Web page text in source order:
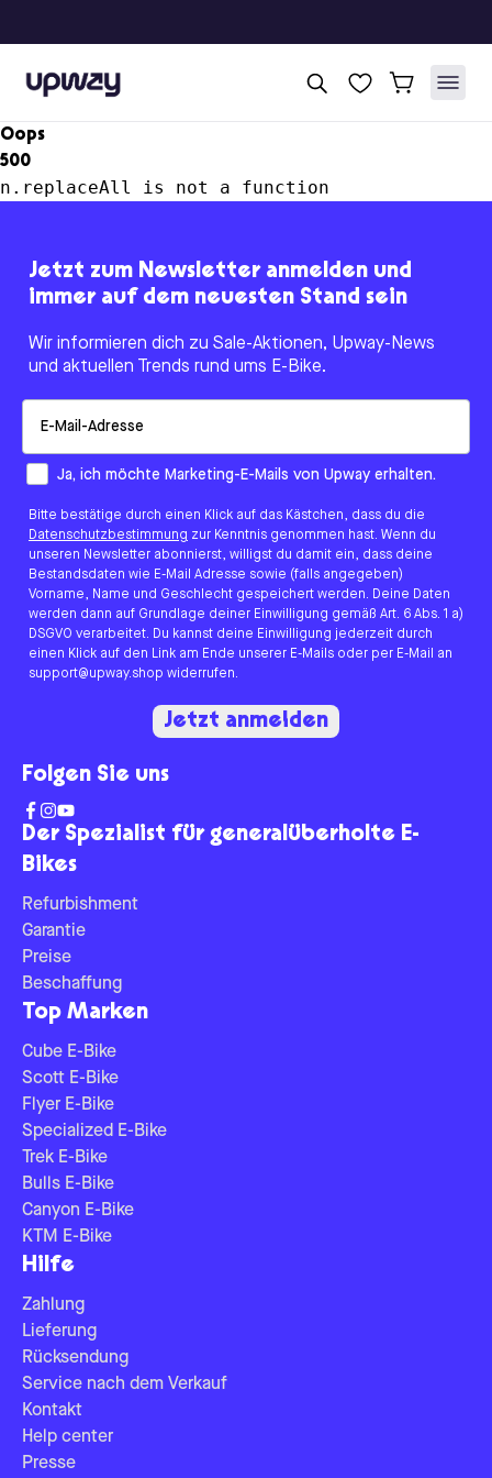
Upway
Oops
500
n.replaceAll is not a function
Der Spezialist für generalüberholte E-
Bikes
Refurbishment
Garantie
Preise
Beschaffung
Top Marken
Cube E-Bike
Scott E-Bike
Flyer E-Bike
Specialized E-Bike
Trek E-Bike
Bulls E-Bike
Canyon E-Bike
KTM E-Bike
Hilfe
Zahlung
Lieferung
Rücksendung
Service nach dem Verkauf
Kontakt
Help center
Presse
Jetzt zum Newsletter anmelden und
immer auf dem neuesten Stand sein
Wir informieren dich zu Sale-Aktionen, Upway-News
und aktuellen Trends rund ums E-Bike.
How would you like to hear from us?
Ja, ich möchte Marketing-E-Mails von Upway erhalten.
Bitte bestätige durch einen Klick auf das Kästchen, dass du die
Datenschutzbestimmung zur Kenntnis genommen hast. Wenn du
unseren Newsletter abonnierst, willigst du damit ein, dass deine
Bestandsdaten wie E-Mail Adresse sowie (falls angegeben)
Vorname, Name und Geschlecht gespeichert werden. Deine Daten
werden dann auf Grundlage deiner Einwilligung gemäß Art. 6 Abs. 1 a)
DSGVO verarbeitet. Du kannst deine Einwilligung jederzeit durch
einen Klick auf den Link am Ende unserer E-Mails oder per E-Mail an
support@upway.shop widerrufen.
Jetzt anmelden
Folgen Sie uns